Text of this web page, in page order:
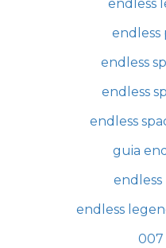
endless
endless
endless
endless
endless
guia
endless
007